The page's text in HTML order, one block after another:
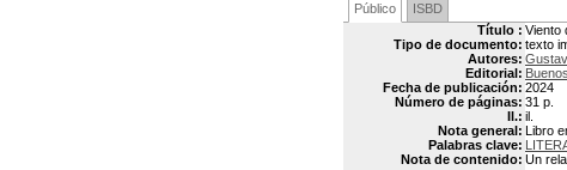
Público
ISBD
Título : Viento
Tipo de documento: texto
Autores:
Editorial:
Fecha de publicación: 2024
Número de páginas: 31 p.
Il.: il.
Nota general: Libro
Palabras clave:
Nota de contenido: Un